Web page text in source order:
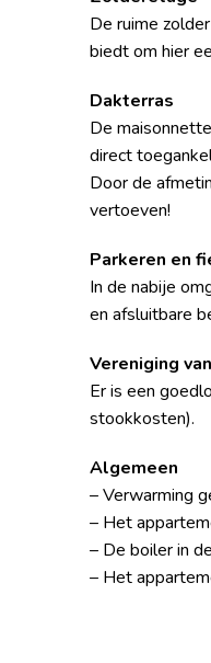
De ruime
biedt om hier
Dakterras
De
direct
Door de
vertoeven!
Parkeren en
In de nabije
en afsluitbare
Vereniging
Er is een
stookkosten).
Algemeen
– Verwarming
– Het
– De boiler in
– Het